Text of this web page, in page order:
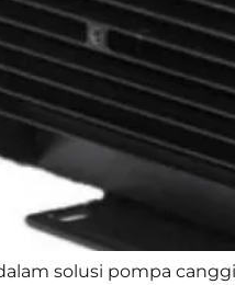
solusi pompa